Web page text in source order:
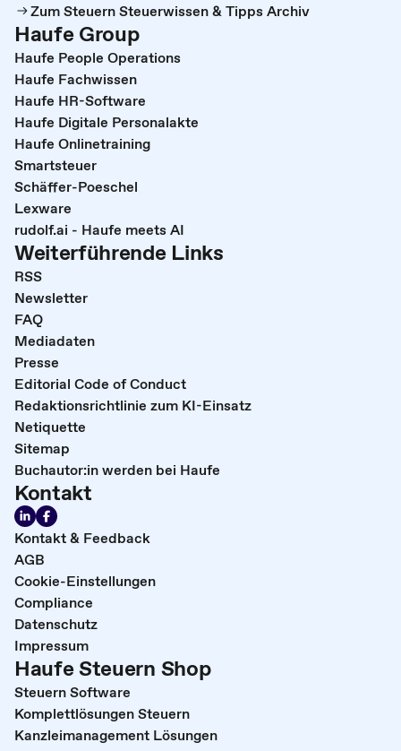
Zum Steuern Steuerwissen & Tipps Archiv
Haufe Group
Haufe People Operations
Haufe Fachwissen
Haufe HR-Software
Haufe Digitale Personalakte
Haufe Onlinetraining
Smartsteuer
Schäffer-Poeschel
Lexware
rudolf.ai - Haufe meets AI
Weiterführende Links
RSS
Newsletter
FAQ
Mediadaten
Presse
Editorial Code of Conduct
Redaktionsrichtlinie zum KI-Einsatz
Netiquette
Sitemap
Buchautor:in werden bei Haufe
Kontakt
Kontakt & Feedback
AGB
Cookie-Einstellungen
Compliance
Datenschutz
Impressum
Haufe Steuern Shop
Steuern Software
Komplettlösungen Steuern
Kanzleimanagement Lösungen